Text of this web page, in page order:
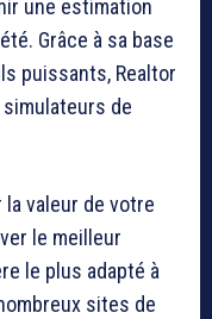
une estimation
Grâce à sa base
puissants, Realtor
de
valeur de votre
le meilleur
le plus adapté à
sites de